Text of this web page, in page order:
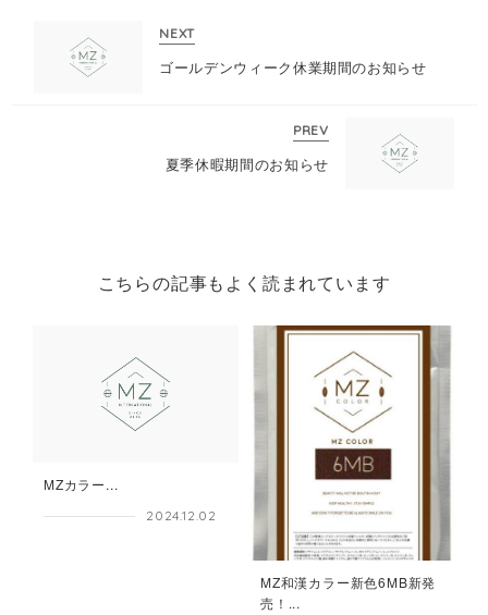
NEXT
ゴールデンウィーク休業期間のお知らせ
PREV
夏季休暇期間のお知らせ
こちらの記事もよく読まれています
MZカラー...
2024.12.02
MZ和漢カラー新色6MB新発
売！...